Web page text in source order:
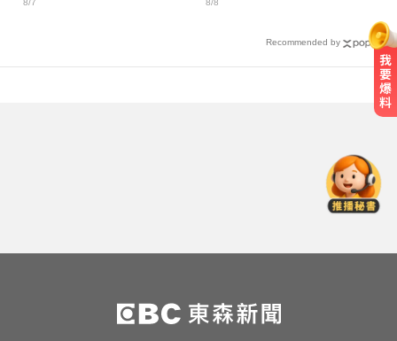
8/7 8/8
Recommended by
張大戶還有252人
熊本強震！台灣送帳篷成搶手物資
日網讚：比政府還快